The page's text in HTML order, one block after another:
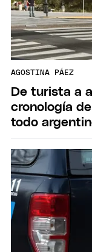
AGOSTINA PÁEZ
De turista a
cronología
todo